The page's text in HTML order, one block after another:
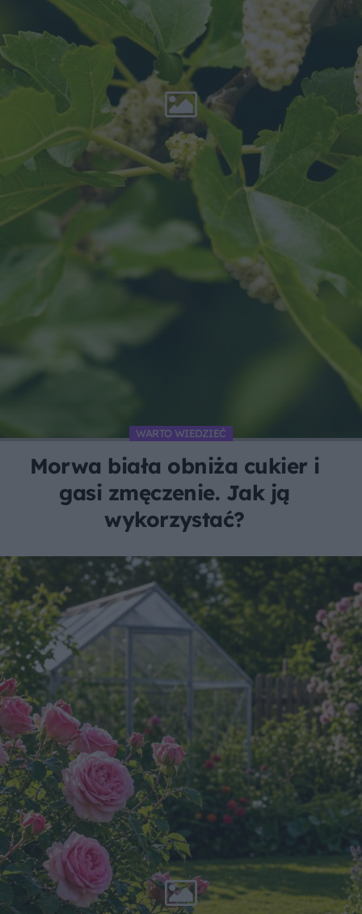
WARTO WIEDZIEĆ
Morwa biała obniża cukier i
gasi zmęczenie. Jak ją
wykorzystać?